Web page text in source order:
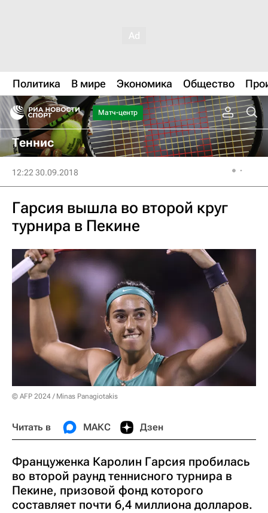
Политика В мире Экономика Общество
Матч-центр
Теннис
12:22 30.09.2018
Гарсия вышла во второй круг
турнира в Пекине
© AFP 2024 / Minas Panagiotakis
Читать в МАКС Дзен
Француженка Каролин Гарсия пробилась
во второй раунд теннисного турнира в
Пекине, призовой фонд которого
составляет почти 6,4 миллиона долларов.